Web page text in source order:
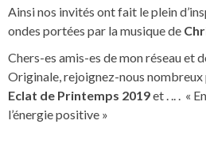
Ainsi nos invités ont fait le plein
ondes portées par la musique de
Chers-es amis-es de mon réseau et
Originale, rejoignez-nous
Eclat de Printemps 2019et . .. . «
l’énergie positive »